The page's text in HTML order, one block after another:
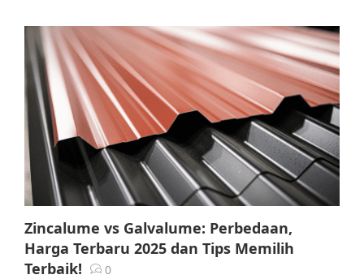
Zincalume vs Galvalume: Perbedaan,
Harga Terbaru 2025 dan Tips Memilih
Terbaik!
0